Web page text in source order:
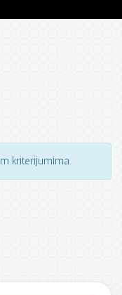
kriterijumima.